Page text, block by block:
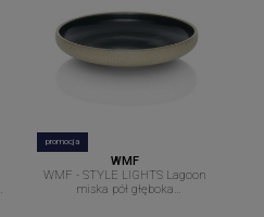
promocja
WMF
WMF - STYLE LIGHTS Lagoon
miska pół głęboka